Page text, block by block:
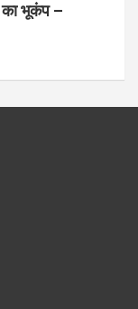
का भूकंप –